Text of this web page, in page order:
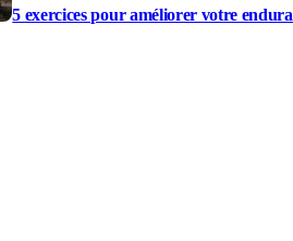
5 exercices pour améliorer votre